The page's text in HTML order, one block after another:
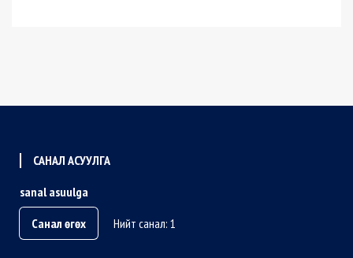
САНАЛ АСУУЛГА
sanal asuulga
Санал өгөх
Нийт санал: 1